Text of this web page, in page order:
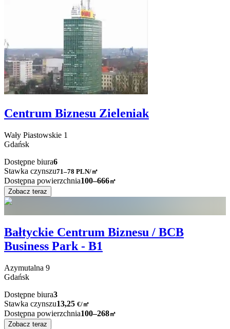
Centrum Biznesu Zieleniak
Wały Piastowskie 1
Gdańsk
Dostępne biura6
Stawka czynszu71–78 PLN/㎡
Dostępna powierzchnia100–666㎡
Zobacz teraz
Bałtyckie Centrum Biznesu / BCB
Business Park - B1
Azymutalna 9
Gdańsk
Dostępne biura3
Stawka czynszu13,25 €/㎡
Dostępna powierzchnia100–268㎡
Zobacz teraz